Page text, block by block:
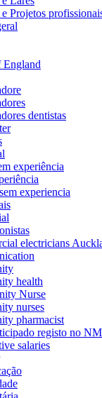
Projetos
England
dentistas
experiência
experiencia
electricians
health
Nurse
nurses
pharmacist
registo no
salaries